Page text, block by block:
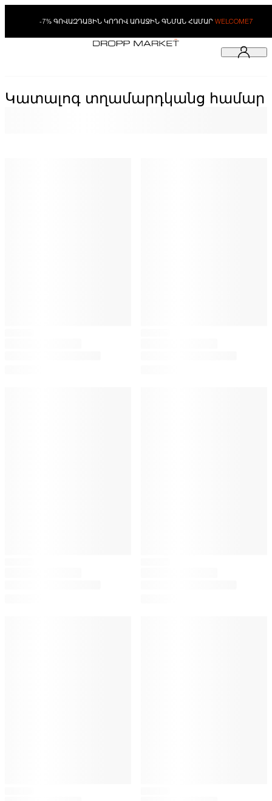
-7% ԳՈՎԱԶԴԱՅԻՆ ԿՈԴՈՎ ԱՌԱՋԻՆ ԳՆՄԱՆ ՀԱՄԱՐ WELCOME7
Կատալոգ տղամարդկանց համար